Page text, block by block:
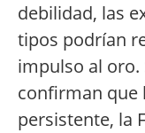
debilidad, las
tipos podrían
impulso al oro.
confirman que
persistente, la